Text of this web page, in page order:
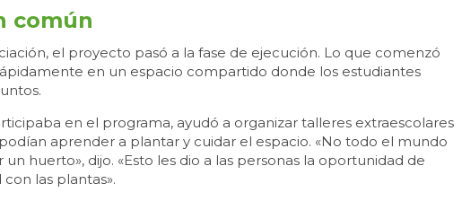
común
el proyecto pasó a la fase de ejecución. Lo que comenzó
en un espacio compartido donde los estudiantes
en el programa, ayudó a organizar talleres extraescolares
aprender a plantar y cuidar el espacio. «No todo el mundo
huerto», dijo. «Esto les dio a las personas la oportunidad de
las plantas».